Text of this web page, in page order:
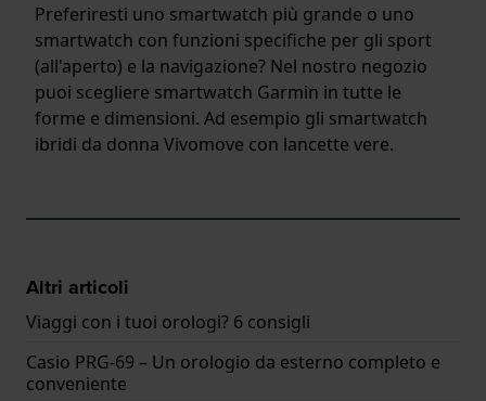
Preferiresti uno smartwatch più grande o uno
smartwatch con funzioni specifiche per gli sport
(all'aperto) e la navigazione? Nel nostro negozio
puoi scegliere smartwatch Garmin in tutte le
forme e dimensioni. Ad esempio gli smartwatch
ibridi da donna Vivomove con lancette vere.
Altri articoli
Viaggi con i tuoi orologi? 6 consigli
Casio PRG-69 – Un orologio da esterno completo e
conveniente